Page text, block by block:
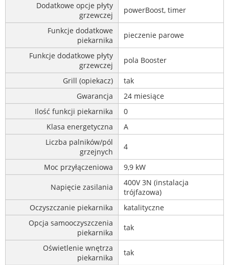
Dodatkowe opcje płyty
grzewczej
powerBoost, timer
Funkcje dodatkowe
piekarnika
pieczenie parowe
Funkcje dodatkowe płyty
grzewczej
pola Booster
Grill (opiekacz)
tak
Gwarancja
24 miesiące
Ilość funkcji piekarnika
0
Klasa energetyczna
A
Liczba palników/pól
grzejnych
4
Moc przyłączeniowa 9,9 kW
Napięcie zasilania
400V 3N (instalacja
trójfazowa)
Oczyszczanie piekarnika
katalityczne
Opcja samooczyszczenia
piekarnika
tak
Oświetlenie wnętrza
piekarnika
tak